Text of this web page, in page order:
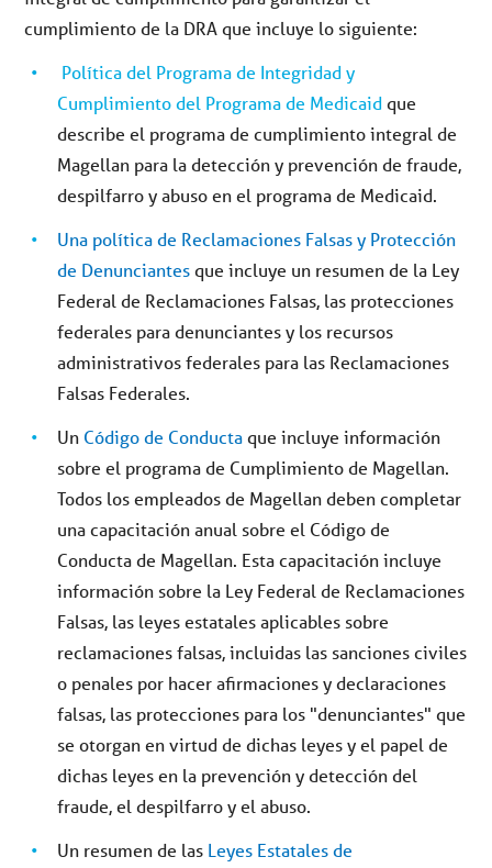
cumplimiento de la DRA que incluye lo siguiente:
Política del Programa de Integridad y
Cumplimiento del Programa de Medicaidque
describe el programa de cumplimiento integral de
Magellan para la detección y prevención de fraude,
despilfarro y abuso en el programa de Medicaid.
Una política de Reclamaciones Falsas y Protección
de Denunciantesque incluye un resumen de la Ley
Federal de Reclamaciones Falsas, las protecciones
federales para denunciantes y los recursos
administrativos federales para las Reclamaciones
Falsas Federales.
Un Código de Conductaque incluye información
sobre el programa de Cumplimiento de Magellan.
Todos los empleados de Magellan deben completar
una capacitación anual sobre el Código de
Conducta de Magellan. Esta capacitación incluye
información sobre la Ley Federal de Reclamaciones
Falsas, las leyes estatales aplicables sobre
reclamaciones falsas, incluidas las sanciones civiles
o penales por hacer afirmaciones y declaraciones
falsas, las protecciones para los "denunciantes" que
se otorgan en virtud de dichas leyes y el papel de
dichas leyes en la prevención y detección del
fraude, el despilfarro y el abuso.
Un resumen de las Leyes Estatales de